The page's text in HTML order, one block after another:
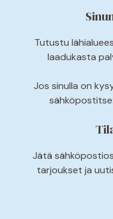
Tutustu
laadukasta
Jos sinulla on
sähköpostitse:
Jätä
tarjoukset ja